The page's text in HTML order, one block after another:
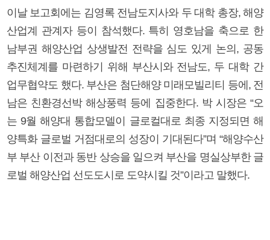
이날 보고회에는 김영록 전남도지사와 두 대학 총장, 해양
산업계 관계자 등이 참석했다. 특히 영호남을 축으로 한
남부권 해양산업 상생발전 전략을 심도 있게 논의, 공동
추진체계를 마련하기 위해 부산시와 전남도, 두 대학 간
업무협약도 했다. 부산은 첨단해양 미래모빌리티 등에, 전
남은 친환경선박 해상풍력 등에 집중한다. 박 시장은 “오
는 9월 해양대 통합모델이 글로컬대로 최종 지정되면 해
양특화 글로벌 거점대로의 성장이 기대된다”며 “해양수산
부 부산 이전과 동반 상승을 일으켜 부산을 명실상부한 글
로벌 해양산업 선도도시로 도약시킬 것”이라고 말했다.